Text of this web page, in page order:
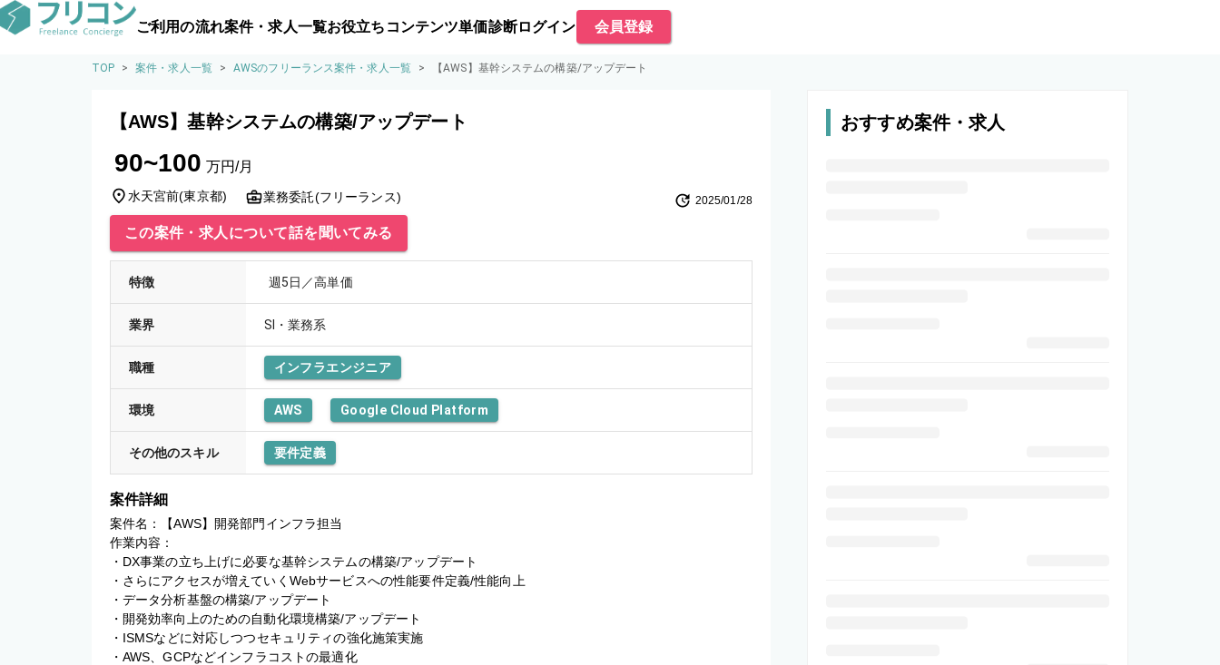
ご利用の流れ案件・求人一覧お役立ちコンテンツ単価診断ログイン 会員登録
TOP > 案件・求人一覧 > AWSのフリーランス案件・求人一覧 > 【AWS】基幹システムの構築/アップデート
【AWS】基幹システムの構築/アップデート
90~100 万円/月
水天宮前(東京都) 業務委託(フリーランス) 2025/01/28
この案件・求人について話を聞いてみる
特徴 週5日／高単価
業界 SI・業務系
職種 インフラエンジニア
環境 AWS Google Cloud Platform
その他のスキル 要件定義
案件詳細
案件名：【AWS】開発部門インフラ担当
作業内容：
・DX事業の立ち上げに必要な基幹システムの構築/アップデート
・さらにアクセスが増えていくWebサービスへの性能要件定義/性能向上
・データ分析基盤の構築/アップデート
・開発効率向上のための自動化環境構築/アップデート
・ISMSなどに対応しつつセキュリティの強化施策実施
・AWS、GCPなどインフラコストの最適化
おすすめ案件・求人